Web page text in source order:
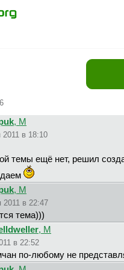
, М
2011 в 18:10
темы ещё нет, решил
, М
2011 в 22:47
тема)))
, М
в 22:52
по-любому не